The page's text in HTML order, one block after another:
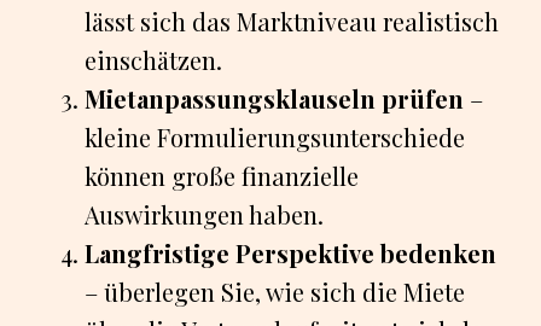
lässt sich das Marktniveau realistisch
einschätzen.
Mietanpassungsklauseln prüfen –
kleine Formulierungsunterschiede
können große finanzielle
Auswirkungen haben.
Langfristige Perspektive bedenken
– überlegen Sie, wie sich die Miete